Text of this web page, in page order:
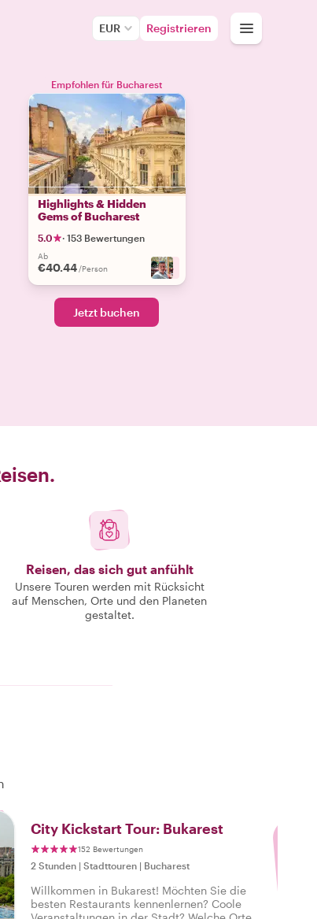
EUR Registrieren
Empfohlen für Bucharest
Highlights & Hidden
Gems of Bucharest
5.0 · 153 Bewertungen
Ab
€40.44 /Person +6
Jetzt buchen
Reisen, das sich gut anfühlt
Unsere Touren werden mit Rücksicht
auf Menschen, Orte und den Planeten
gestaltet.
City Kickstart Tour: Bukarest
152 Bewertungen
2 Stunden | Stadttouren | Bucharest
Willkommen in Bukarest! Möchten Sie die
besten Restaurants kennenlernen? Coole